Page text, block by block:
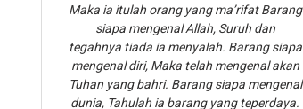
Maka ia itulah orang yang ma’rifat Barang
siapa mengenal Allah, Suruh dan
tegahnya tiada ia menyalah. Barang siapa
mengenal diri, Maka telah mengenal akan
Tuhan yang bahri. Barang siapa mengenal
dunia, Tahulah ia barang yang teperdaya.